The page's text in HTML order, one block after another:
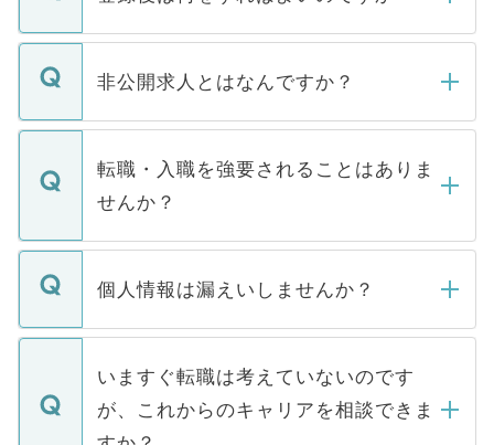
ご登録いただきましたら、弊社担当者がご
登録内容を確認し、その後メールもしくは
ます。通常、5営業日以内にはご連絡をせて
いただきますので、しばらくお待ちくださ
非公開求人とはなんですか？
マイナビDOCTORで取り扱っている求人の
うち約3割は、Webサイトからご覧いただ
けない「非公開求人」です。非公開求人は
下記の理由によって、一般には公開してい
ません。
■応募殺到を避けるため 人気のある医療機
関を公にしてしまうと、応募が殺到する場
に、医療機関が求める条件に合った人材の
みを人材紹介会社に依頼するケースが増え
ています。
転職・入職を強要されることはありま
せんか？
転職・入職を強要することは一切ありませ
ん。また、仮に応募先から内定をいただい
定を承諾する必要はありません。内定先へ
の辞退の連絡はキャリアパートナーが行い
個人情報は漏えいしませんか？
個人情報が漏えいすることはありませんの
で、ご安心ください。当サイトからの登録
などで収集したご登録者様の個人情報は、
ご本人のキャリアアップおよび転職活動の
いますぐ転職は考えていないのです
が、これからのキャリアを相談できま